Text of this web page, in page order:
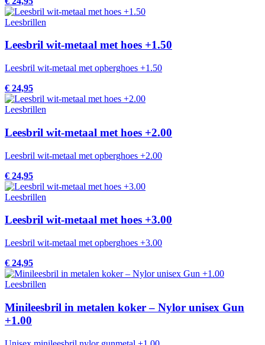
Leesbrillen
Leesbril wit-metaal met hoes +1.50
Leesbril wit-metaal met opberghoes +1.50
€ 24,95
Leesbrillen
Leesbril wit-metaal met hoes +2.00
Leesbril wit-metaal met opberghoes +2.00
€ 24,95
Leesbrillen
Leesbril wit-metaal met hoes +3.00
Leesbril wit-metaal met opberghoes +3.00
€ 24,95
Leesbrillen
Minileesbril in metalen koker – Nylor unisex Gun
+1.00